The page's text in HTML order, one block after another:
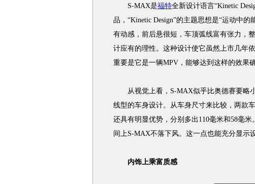
S-MAX是福特全新设计语言“Kinetic
品，“Kinetic Design”的主题思想是“运动中
有动感，前后悬很短，车顶弧线富有张力，
计应有的理性。这种设计使它虽然上市几年
重要是它是一辆MPV，能够达到这样的效果
从视觉上看，S-MAX似乎比奥德赛要略
线型的车身设计。从车身尺寸来比较，两款
还具有明显优势，分别多出110毫米和58毫
间上S-MAX不落下风。这一点也能充分显示
内饰上乘富质感